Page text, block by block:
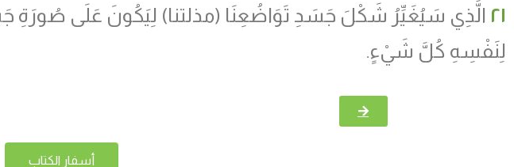
٢١ الَّذِي سَيُغَيِّرُ شَكْلَ جَسَدِ تَوَاضُعِنَا (مذلتنا) لِيَكُونَ عَلَى
لِنَفْسِهِ كُلَّ شَيْءٍ.
أسفار الكتاب